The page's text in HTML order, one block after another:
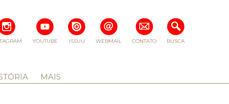
BUSCA
CONTATO
WEBMAIL
ISSUU
YOUTUBE
MAIS